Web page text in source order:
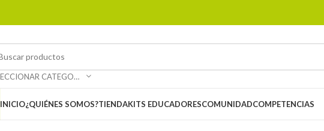
SELECCIONAR CATEGORÍA
INICIO¿QUIÉNES SOMOS?TIENDAKITS EDUCADORESCOMUNIDADCOMPETENCIAS